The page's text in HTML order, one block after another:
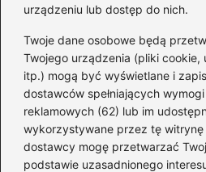
urządzeniu lub dostęp do nich.
Twoje dane osobowe będą
Twojego urządzenia (pliki
itp.) mogą być wyświetlane i
dostawców spełniających
reklamowych (62) lub im
wykorzystywane przez tę
dostawcy mogę przetwarzać
podstawie uzasadnionego
Jak
G?
czasie